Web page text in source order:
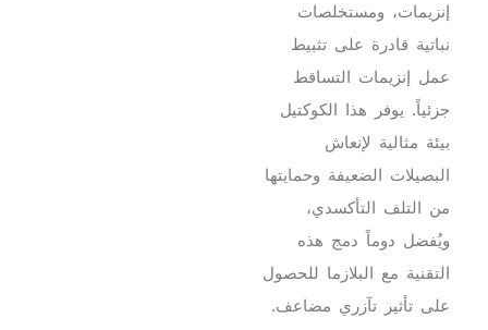
إنزيمات، ومستخلصات
نباتية قادرة على تثبيط
عمل إنزيمات التساقط
جزئياً. يوفر هذا الكوكتيل
بيئة مثالية لإنعاش
البصيلات الضعيفة وحمايتها
من التلف التأكسدي،
ويُفضل دوماً دمج هذه
التقنية مع البلازما للحصول
على تأثير تآزري مضاعف.